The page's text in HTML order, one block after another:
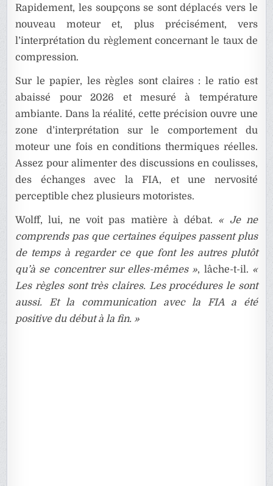
Rapidement, les soupçons se sont déplacés vers le
nouveau moteur et, plus précisément, vers
l’interprétation du règlement concernant le taux de
compression.
Sur le papier, les règles sont claires : le ratio est
abaissé pour 2026 et mesuré à température
ambiante. Dans la réalité, cette précision ouvre une
zone d’interprétation sur le comportement du
moteur une fois en conditions thermiques réelles.
Assez pour alimenter des discussions en coulisses,
des échanges avec la FIA, et une nervosité
perceptible chez plusieurs motoristes.
Wolff, lui, ne voit pas matière à débat. « Je ne
comprends pas que certaines équipes passent plus
de temps à regarder ce que font les autres plutôt
qu’à se concentrer sur elles-mêmes », lâche-t-il. «
Les règles sont très claires. Les procédures le sont
aussi. Et la communication avec la FIA a été
positive du début à la fin. »